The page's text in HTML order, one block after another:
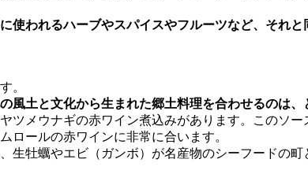
使われるハーブやスパイスやフルーツなど、それ
。
風土と文化から生まれた郷土料理を合わせるのは、
ツメウナギの赤ワイン煮込みがあります。このソ
ロールの赤ワインに非常に合います。
生牡蠣やエビ（ガンボ）が名産物のシーフードの